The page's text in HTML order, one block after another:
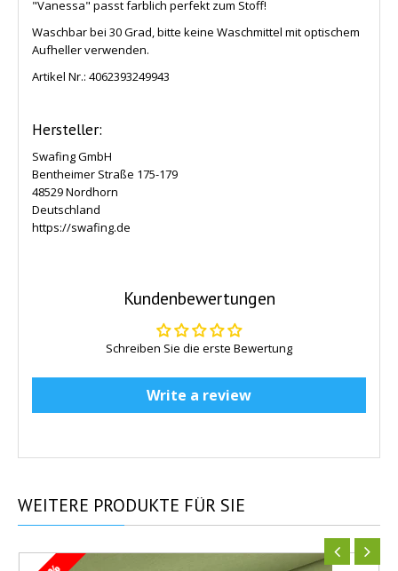
"Vanessa" passt farblich perfekt zum Stoff!
Waschbar bei 30 Grad, bitte keine Waschmittel mit optischem
Aufheller verwenden.
Artikel Nr.: 4062393249943
Hersteller:
Swafing GmbH
Bentheimer Straße 175-179
48529 Nordhorn
Deutschland
https://swafing.de
Kundenbewertungen
Schreiben Sie die erste Bewertung
Write a review
WEITERE PRODUKTE FÜR SIE